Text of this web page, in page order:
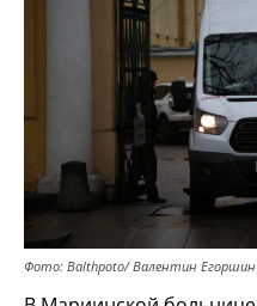
Фото: Balthpoto/ Валентин Егоршин